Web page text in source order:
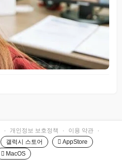
· 개인정보 보호정책 · 이용 약관
·
갤럭시 스토어
 AppStore
 MacOS